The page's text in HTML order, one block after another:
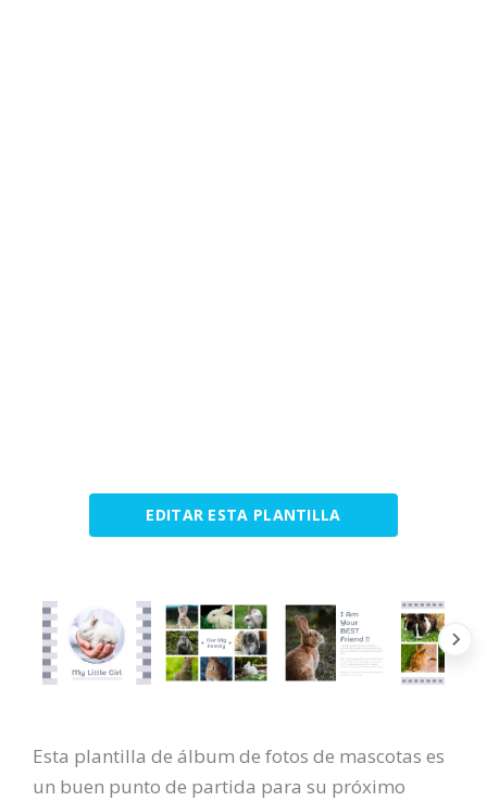
EDITAR ESTA PLANTILLA
Esta plantilla de álbum de fotos de mascotas es
un buen punto de partida para su próximo